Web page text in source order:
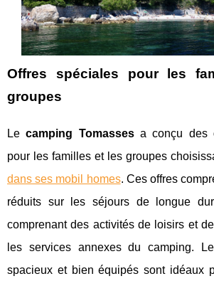
Offres spéciales pour les
groupes
Lecamping Tomassesa conçu des
pour les familles et les groupes
dans ses mobil homes. Ces offres
réduits sur les séjours de longue
comprenant des activités de loisirs et
les services annexes du camping.
spacieux et bien équipés sont idéaux